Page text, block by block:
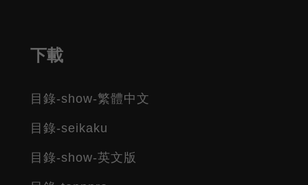
下載
目錄-show-繁體中文
目錄-seikaku
目錄-show-英文版